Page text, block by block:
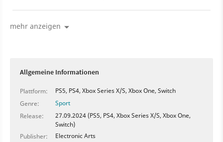
mehr anzeigen
Allgemeine Informationen
Plattform:
PS5, PS4, Xbox Series X/S, Xbox One, Switch
Genre:
Sport
Release:
27.09.2024 (PS5, PS4, Xbox Series X/S, Xbox One,
Switch)
Publisher:
Electronic Arts